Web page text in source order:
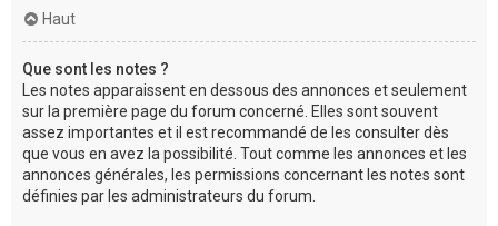
Haut
Que sont les notes ?
Les notes apparaissent en dessous des annonces et seulement
sur la première page du forum concerné. Elles sont souvent
assez importantes et il est recommandé de les consulter dès
que vous en avez la possibilité. Tout comme les annonces et les
annonces générales, les permissions concernant les notes sont
définies par les administrateurs du forum.